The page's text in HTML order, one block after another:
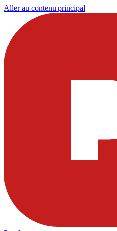
Aller au contenu principal